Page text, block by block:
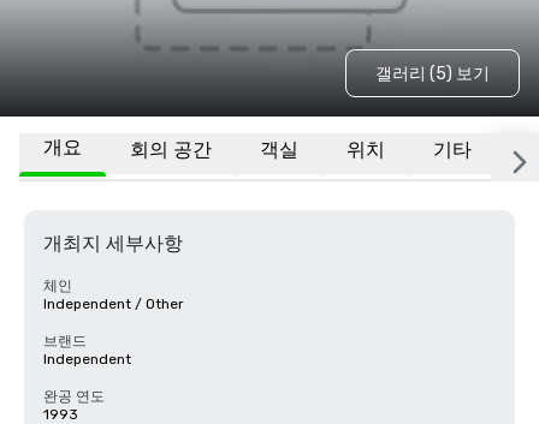
갤러리 (5) 보기
개요 회의 공간 객실 위치 기타
개최지 세부사항
체인
Independent / Other
브랜드
Independent
완공 연도
1993